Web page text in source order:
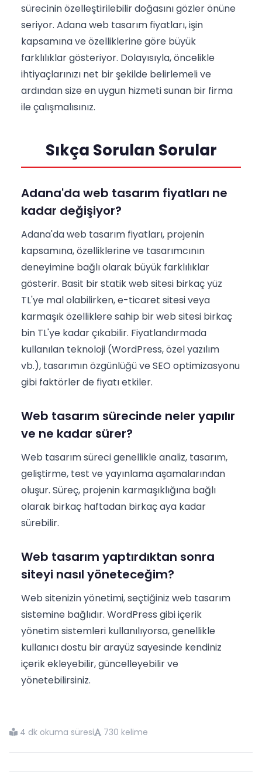
sürecinin özelleştirilebilir doğasını gözler önüne
seriyor. Adana web tasarım fiyatları, işin
kapsamına ve özelliklerine göre büyük
farklılıklar gösteriyor. Dolayısıyla, öncelikle
ihtiyaçlarınızı net bir şekilde belirlemeli ve
ardından size en uygun hizmeti sunan bir firma
ile çalışmalısınız.
Sıkça Sorulan Sorular
Adana'da web tasarım fiyatları ne
kadar değişiyor?
Adana'da web tasarım fiyatları, projenin
kapsamına, özelliklerine ve tasarımcının
deneyimine bağlı olarak büyük farklılıklar
gösterir. Basit bir statik web sitesi birkaç yüz
TL'ye mal olabilirken, e-ticaret sitesi veya
karmaşık özelliklere sahip bir web sitesi birkaç
bin TL'ye kadar çıkabilir. Fiyatlandırmada
kullanılan teknoloji (WordPress, özel yazılım
vb.), tasarımın özgünlüğü ve SEO optimizasyonu
gibi faktörler de fiyatı etkiler.
Web tasarım sürecinde neler yapılır
ve ne kadar sürer?
Web tasarım süreci genellikle analiz, tasarım,
geliştirme, test ve yayınlama aşamalarından
oluşur. Süreç, projenin karmaşıklığına bağlı
olarak birkaç haftadan birkaç aya kadar
sürebilir.
Web tasarım yaptırdıktan sonra
siteyi nasıl yöneteceğim?
Web sitenizin yönetimi, seçtiğiniz web tasarım
sistemine bağlıdır. WordPress gibi içerik
yönetim sistemleri kullanılıyorsa, genellikle
kullanıcı dostu bir arayüz sayesinde kendiniz
içerik ekleyebilir, güncelleyebilir ve
yönetebilirsiniz.
4 dk okuma süresi 730 kelime